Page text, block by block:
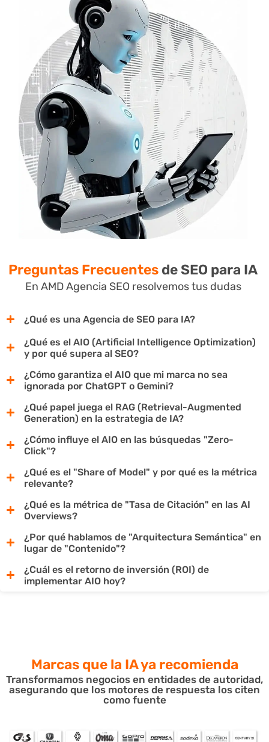
Preguntas Frecuentes de SEO para IA
En AMD Agencia SEO resolvemos tus dudas
¿Qué es una Agencia de SEO para IA?
¿Qué es el AIO (Artificial Intelligence Optimization)
y por qué supera al SEO?
¿Cómo garantiza el AIO que mi marca no sea
ignorada por ChatGPT o Gemini?
¿Qué papel juega el RAG (Retrieval-Augmented
Generation) en la estrategia de IA?
¿Cómo influye el AIO en las búsquedas "Zero-
Click"?
¿Qué es el "Share of Model" y por qué es la métrica
relevante?
¿Qué es la métrica de "Tasa de Citación" en las AI
Overviews?
¿Por qué hablamos de "Arquitectura Semántica" en
lugar de "Contenido"?
¿Cuál es el retorno de inversión (ROI) de
implementar AIO hoy?
Marcas que la IAya recomienda
Transformamos negocios en entidades de autoridad,
asegurando que los motores de respuesta los citen
como fuente